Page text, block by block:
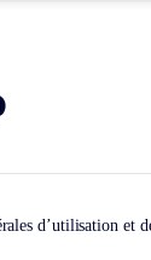
d’utilisation et